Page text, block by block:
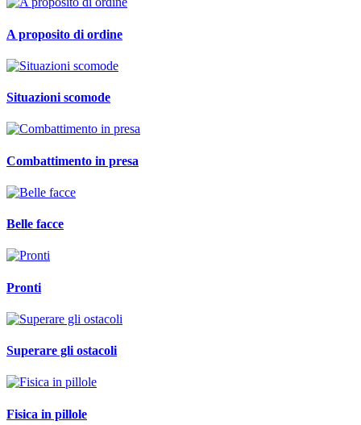
A proposito di ordine
Situazioni scomode
Combattimento in presa
Belle facce
Pronti
Superare gli ostacoli
Fisica in pillole